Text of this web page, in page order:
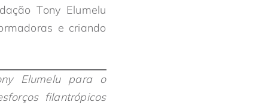
Tony Elumelu
e criando
Elumelu para o
filantrópicos